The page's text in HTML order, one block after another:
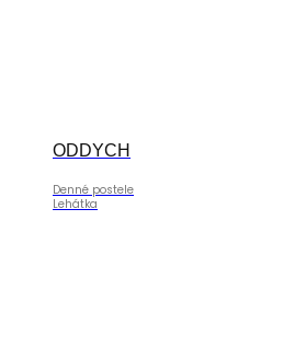
ODDYCH
Denné postele
Lehátka